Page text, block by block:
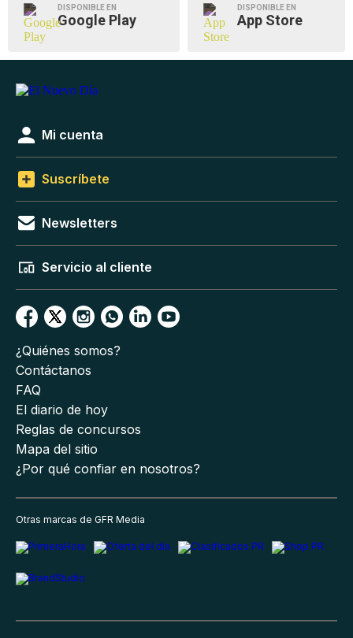
DISPONIBLE EN
Google Play
DISPONIBLE EN
App Store
Mi cuenta
Suscríbete
Newsletters
Servicio al cliente
¿Quiénes somos?
Contáctanos
FAQ
El diario de hoy
Reglas de concursos
Mapa del sitio
¿Por qué confiar en nosotros?
Otras marcas de GFR Media